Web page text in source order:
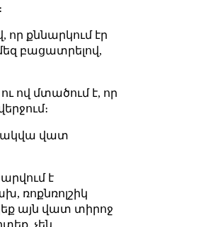
քննարկում էր
բացատրելով,
ով մտածում է, որ
վատ
է
ռոքնռոլշիկ
այն վատ տիրոջ